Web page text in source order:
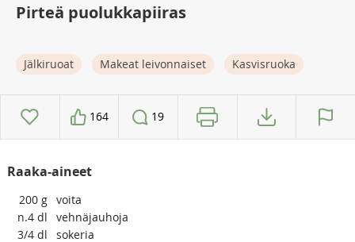
Pirteä puolukkapiiras
Jälkiruoat Makeat leivonnaiset Kasvisruoka
164 19
Raaka-aineet
200 g voita
n.4 dl
vehnäjauhoja
3/4 dl
sokeria